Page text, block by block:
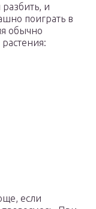
и
поиграть в
обычно
если